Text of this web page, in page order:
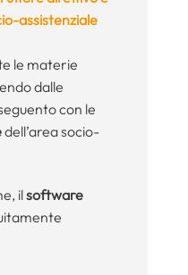
assistenziale
le materie
dalle
con le
dell’area socio-
ilsoftware